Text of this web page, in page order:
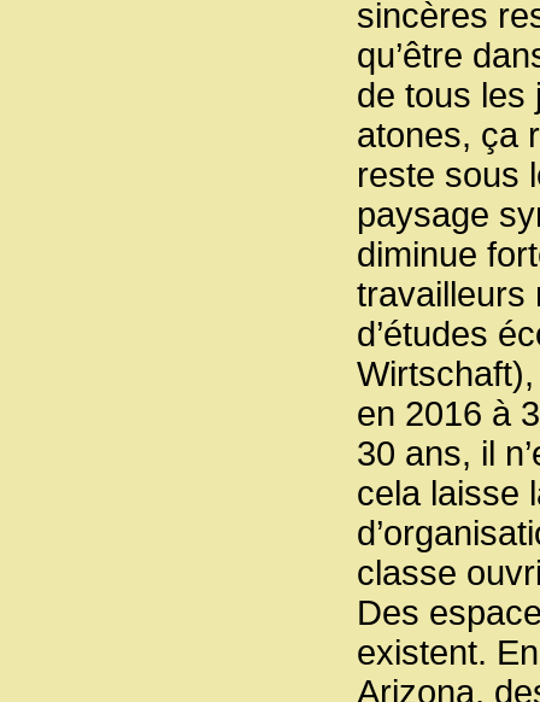
sincères
qu’être
de tous les
atones, ça
reste sous
paysage
diminue
travailleurs
d’études
en 2016 à
30 ans, il
cela laisse
classe
Des
existent.
Arizona,